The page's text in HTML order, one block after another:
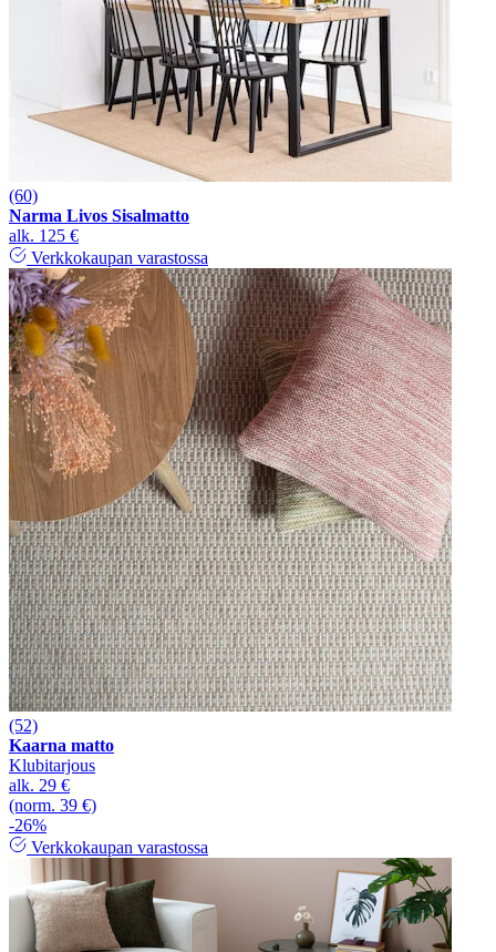
(60)
Narma Livos Sisalmatto
alk. 125 €
Verkkokaupan varastossa
(52)
Kaarna matto
Klubitarjous
alk. 29 €
(norm. 39 €)
-26%
Verkkokaupan varastossa